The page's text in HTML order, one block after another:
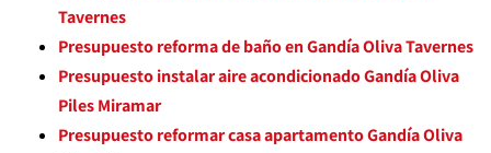
Tavernes
Presupuesto reforma de baño en Gandía Oliva Tavernes
Presupuesto instalar aire acondicionado Gandía Oliva
Piles Miramar
Presupuesto reformar casa apartamento Gandía Oliva